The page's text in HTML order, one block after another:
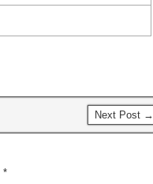
Next Post →
*